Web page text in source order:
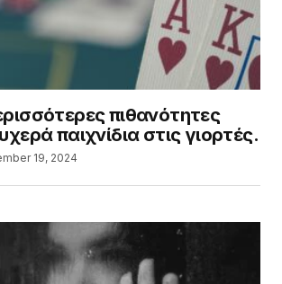
πιθανότητες
παιχνίδια στις γιορτές.
19, 2024